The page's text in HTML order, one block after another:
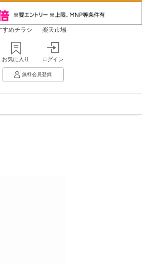
すめチラシ 楽天市場
お気に入り ログイン
無料会員登録